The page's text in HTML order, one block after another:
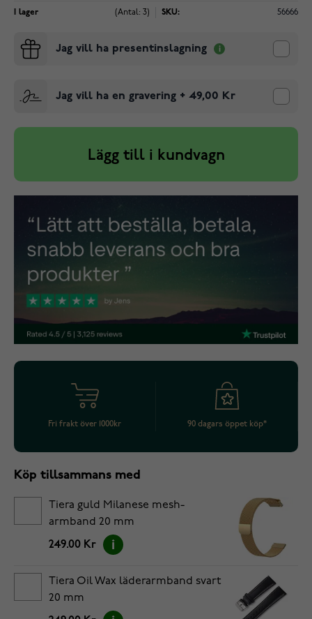
I lager (Antal: 3) SKU: 56666
Jag vill ha presentinslagning
Jag vill ha en gravering + 49,00 Kr
Lägg till i kundvagn
Fri frakt över 1000kr 90 dagars öppet köp*
Köp tillsammans med
Tiera guld Milanese mesh-
armband 20 mm
249.00 Kr
Tiera Oil Wax läderarmband svart
20 mm